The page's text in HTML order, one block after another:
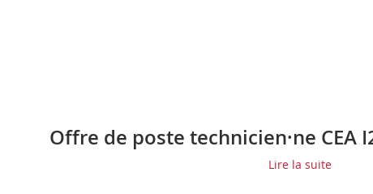
Offre de poste technicien·ne CEA
Lire la suite